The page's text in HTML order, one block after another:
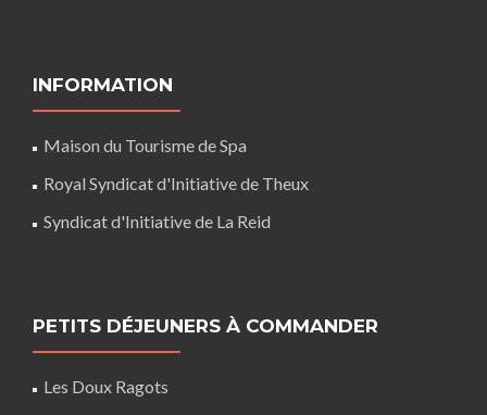
INFORMATION
Maison du Tourisme de Spa
Royal Syndicat d'Initiative de Theux
Syndicat d'Initiative de La Reid
PETITS DÉJEUNERS À COMMANDER
Les Doux Ragots